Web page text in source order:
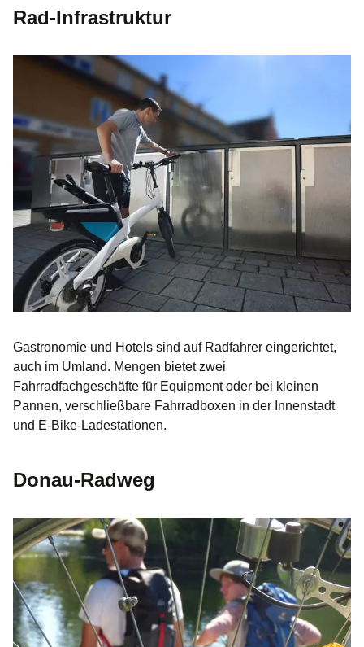
Rad-Infrastruktur
Gastronomie und Hotels sind auf Radfahrer eingerichtet,
auch im Umland. Mengen bietet zwei
Fahrradfachgeschäfte für Equipment oder bei kleinen
Pannen, verschließbare Fahrradboxen in der Innenstadt
und E-Bike-Ladestationen.
Donau-Radweg